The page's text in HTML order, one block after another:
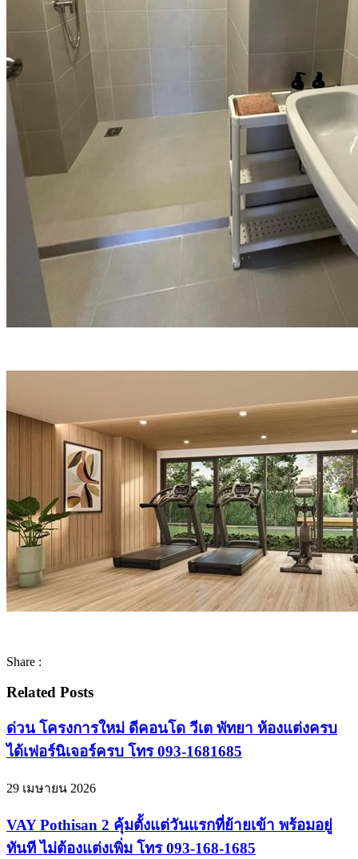
Share :
Related Posts
ด่วน โครงการใหม่ ดีคอนโด วีเต พัทยา ห้องแต่งครบ
ได้เฟอร์นิเจอร์ครบ โทร 093-1681685
29 เมษายน 2026
VAY Pothisan 2 คุ้มตั้งแต่วันแรกที่ย้ายเข้า พร้อมอยู่
ทันที ไม่ต้องแต่งเพิ่ม โทร 093-168-1685